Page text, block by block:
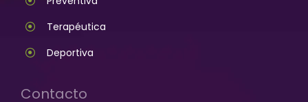
Terapéutica
Deportiva
Contacto